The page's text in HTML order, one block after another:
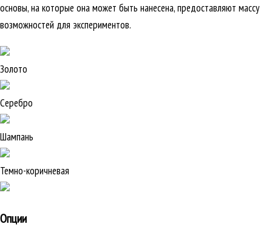
основы, на которые она может быть нанесена, предоставляют массу
возможностей для экспериментов.
Золото
Серебро
Шампань
Темно-коричневая
Опции